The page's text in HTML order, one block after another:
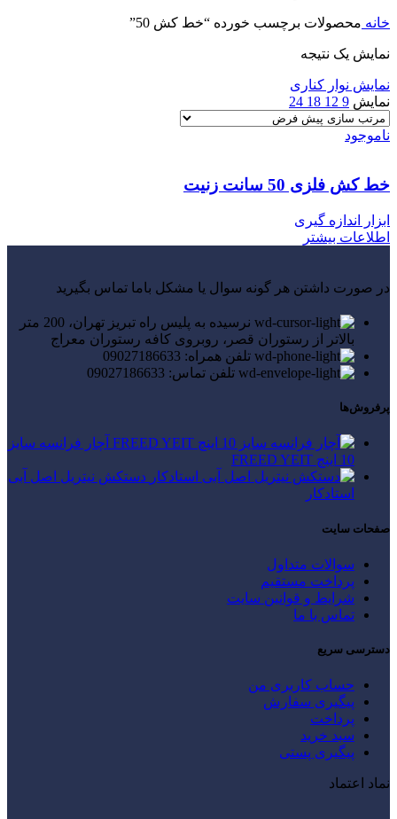
خانه محصولات برچسب خورده “خط کش 50”
نمایش یک نتیجه
نمایش نوار کناری
نمایش 9
12
18
24
ناموجود
خط کش فلزی 50 سانت زنیت
ابزار اندازه گیری
اطلاعات بیشتر
در صورت داشتن هر گونه سوال یا مشکل باما تماس بگیرید
نرسیده به پلیس راه تبریز تهران، 200 متر
بالاتر از رستوران قصر، روبروی کافه رستوران معراج
تلفن همراه: 09027186633
تلفن تماس: 09027186633
پرفروش‌ها
آچار فرانسه سایز
10 اینچ FREED YEIT
دستکش نیتریل اصل آبی
استادکار
صفحات سایت
سوالات متداول
پرداخت مستقیم
شرایط و قوانین سایت
تماس با ما
دسترسی سریع
حساب کاربری من
پیگیری سفارش
پرداخت
سبد خرید
پیگیری پستی
نماد اعتماد